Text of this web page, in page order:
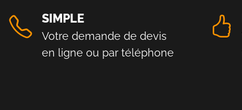
SIMPLE
Votre demande de devis
en ligne ou par téléphone